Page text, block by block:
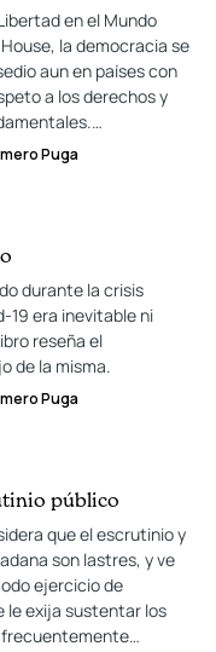
en el Mundo
la democracia se
aun en países con
a los derechos y
Puga
durante la crisis
19 era inevitable ni
reseña el
de la misma.
Puga
público
que el escrutinio y
son lastres, y ve
ejercicio de
le exija sustentar los